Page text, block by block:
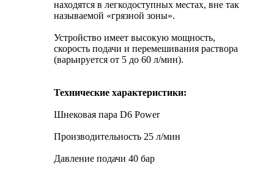
находятся в легкодоступных местах, вне так
называемой «грязной зоны».
Устройство имеет высокую мощность,
скорость подачи и перемешивания раствора
(варьируется от 5 до 60 л/мин).
Технические характеристики:
Шнековая пара D6 Power
Производительность 25 л/мин
Давление подачи 40 бар